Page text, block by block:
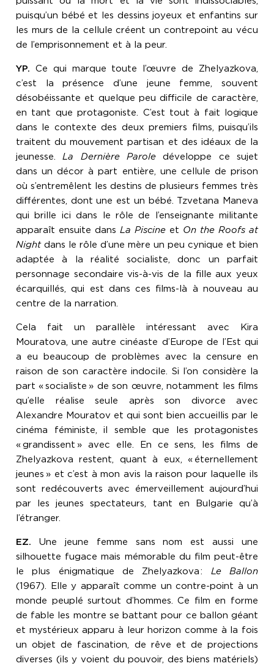
puisqu’un bébé et les dessins joyeux et enfantins sur
les murs de la cellule créent un contrepoint au vécu
de l’emprisonnement et à la peur.
YP. Ce qui marque toute l’œuvre de Zhelyazkova,
c’est la présence d’une jeune femme, souvent
désobéissante et quelque peu difficile de caractère,
en tant que protagoniste. C’est tout à fait logique
dans le contexte des deux premiers films, puisqu’ils
traitent du mouvement partisan et des idéaux de la
jeunesse.La Dernière Parole développe ce sujet
dans un décor à part entière, une cellule de prison
où s’entremêlent les destins de plusieurs femmes très
différentes, dont une est un bébé. Tzvetana Maneva
qui brille ici dans le rôle de l’enseignante militante
apparaît ensuite dans La Piscine et On the Roofs at
Nightdans le rôle d’une mère un peu cynique et bien
adaptée à la réalité socialiste, donc un parfait
personnage secondaire vis-à-vis de la fille aux yeux
écarquillés, qui est dans ces films-là à nouveau au
centre de la narration.
Cela fait un parallèle intéressant avec Kira
Mouratova, une autre cinéaste d’Europe de l’Est qui
a eu beaucoup de problèmes avec la censure en
raison de son caractère indocile. Si l’on considère la
part «socialiste » de son œuvre, notamment les films
qu’elle réalise seule après son divorce avec
Alexandre Mouratov et qui sont bien accueillis par le
cinéma féministe, il semble que les protagonistes
«grandissent » avec elle. En ce sens, les films de
Zhelyazkova restent, quant à eux, « éternellement
jeunes » et c’est à mon avis la raison pour laquelle ils
sont redécouverts avec émerveillement aujourd’hui
par les jeunes spectateurs, tant en Bulgarie qu’à
l’étranger.
EZ. Une jeune femme sans nom est aussi une
silhouette fugace mais mémorable du film peut-être
le plus énigmatique de Zhelyazkova: Le Ballon
(1967). Elle y apparaît comme un contre-point à un
monde peuplé surtout d’hommes. Ce film en forme
de fable les montre se battant pour ce ballon géant
et mystérieux apparu à leur horizon comme à la fois
un objet de fascination, de rêve et de projections
diverses (ils y voient du pouvoir, des biens matériels)